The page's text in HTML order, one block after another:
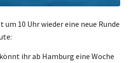
10 Uhr wieder eine neue Runde
ihr ab Hamburg eine Woche